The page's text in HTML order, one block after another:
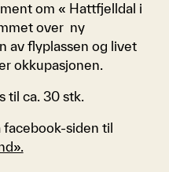
om « Hattfjelldal i
over ny
av flyplassen og livet
okkupasjonen.
til ca. 30 stk.
siden til